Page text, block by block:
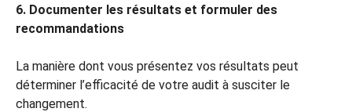
6. Documenter les résultats et formuler des
recommandations
La manière dont vous présentez vos résultats peut
déterminer l’efficacité de votre audit à susciter le
changement.